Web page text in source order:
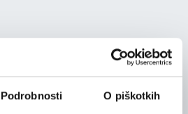
Podrobnosti O piškotkih